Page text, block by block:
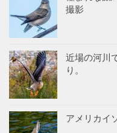
撮影
近場の河川
り。
アメリカイ